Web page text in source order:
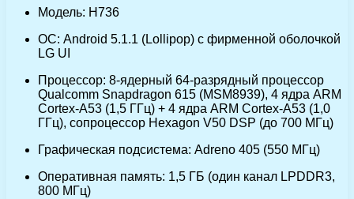
Модель: H736
ОС: Android 5.1.1 (Lollipop) с фирменной оболочкой
LG UI
Процессор: 8-ядерный 64-разрядный процессор
Qualcomm Snapdragon 615 (MSM8939), 4 ядра ARM
Cortex-A53 (1,5 ГГц) + 4 ядра ARM Cortex-A53 (1,0
ГГц), сопроцессор Hexagon V50 DSP (до 700 МГц)
Графическая подсистема: Adreno 405 (550 МГц)
Оперативная память: 1,5 ГБ (один канал LPDDR3,
800 МГц)